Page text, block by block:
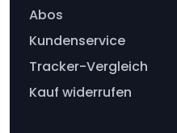
Abos
Kundenservice
Tracker-Vergleich
Kauf widerrufen